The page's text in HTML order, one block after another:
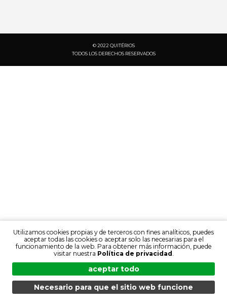
© 2022 QUITÉRIOS
TODOS LOS DERECHOS RESERVADOS
MENÚ BÚSQUEDA PRODUCTOS ES
Utilizamos cookies propias y de terceros con fines analíticos, puedes
aceptar todas las cookies o aceptar solo las necesarias para el
funcionamiento de la web. Para obtener más información, puede
visitar nuestra Política de privacidad .
aceptar todo
Necesario para que el sitio web funcione